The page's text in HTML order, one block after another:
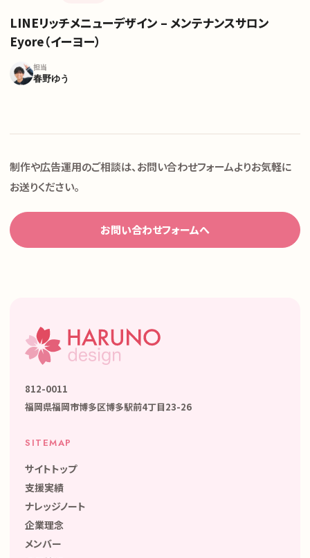
LINEリッチメニューデザイン – メンテナンスサロン
Eyore（イーヨー）
担当
春野ゆう
制作や広告運用のご相談は、お問い合わせフォームよりお気軽に
お送りください。
お問い合わせフォームへ
812-0011
福岡県福岡市博多区博多駅前4丁目23-26
SITEMAP
サイトトップ
支援実績
ナレッジノート
企業理念
メンバー